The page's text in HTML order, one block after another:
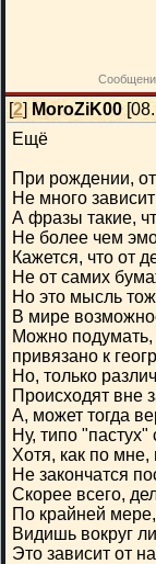
[2] MoroZiK00
Ещё
При рождении,
Не много
А фразы такие,
Не более чем
Кажется, что от
Не от самих
Но это мысль
В мире
Можно подумать,
привязано к
Но, только
Происходят вне
А, может тогда
Ну, типо
Хотя, как по
Не закончатся
Скорее всего,
По крайней
Видишь вокруг
Это зависит от